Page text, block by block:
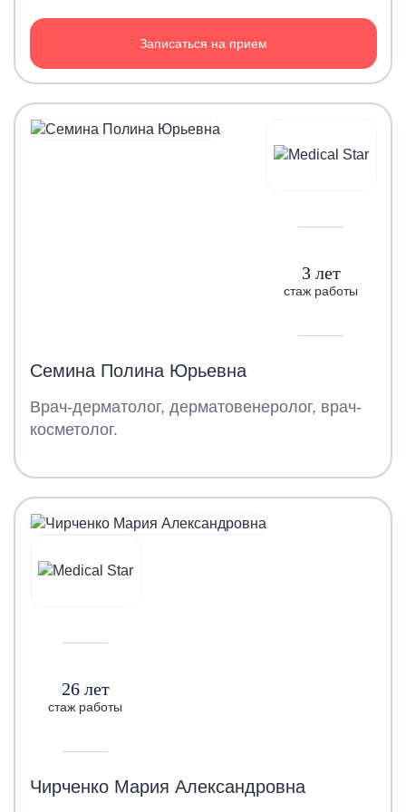
Записаться на прием
3 лет
стаж работы
Семина Полина Юрьевна
Врач-дерматолог, дерматовенеролог, врач-
косметолог.
26 лет
стаж работы
Чирченко Мария Александровна